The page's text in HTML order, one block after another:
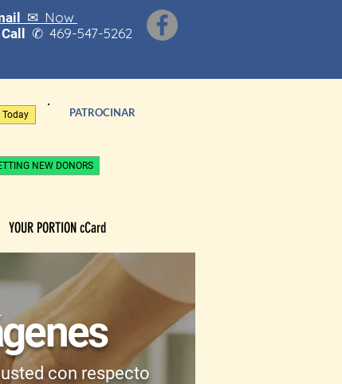
✉ Now
✆ 469-547-5262
Today PATROCINAR
NEW DONORS
YOUR PORTION cCard
con respecto